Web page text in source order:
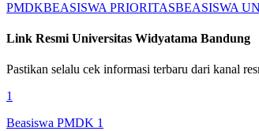
PMDKBEASISWA PRIORITASBEASISWA
Link Resmi Universitas Widyatama Bandung
Pastikan selalu cek informasi terbaru dari kanal
1
Beasiswa PMDK 1